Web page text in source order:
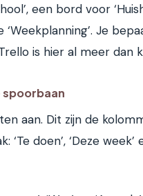
een bord voor
Je
is hier al meer dan
spoorbaan
aan. Dit zijn de
doen’, ‘Deze week’